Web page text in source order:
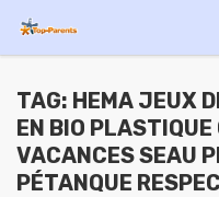
TAG: HEMA JEUX
EN BIO
VACANCES SEAU
PÉTANQUE